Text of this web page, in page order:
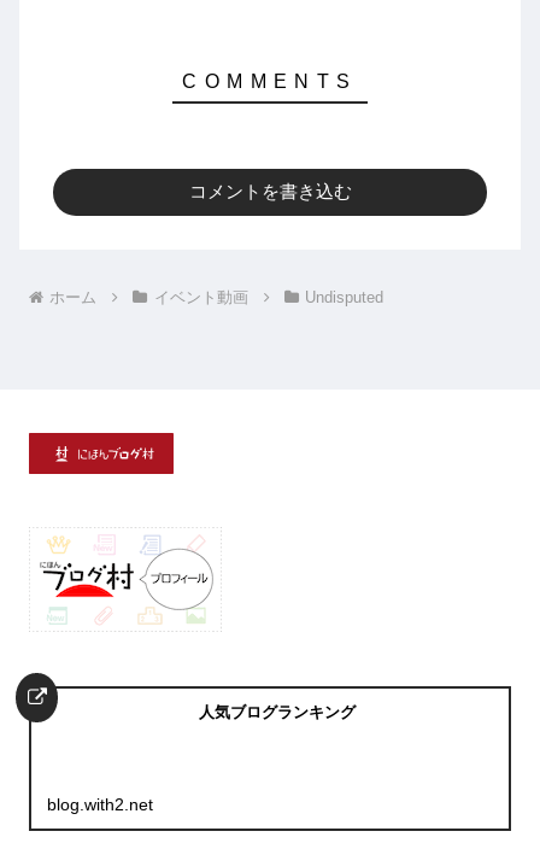
コメントを書き込む
ホーム イベント動画 Undisputed
人気ブログランキング
blog.with2.net